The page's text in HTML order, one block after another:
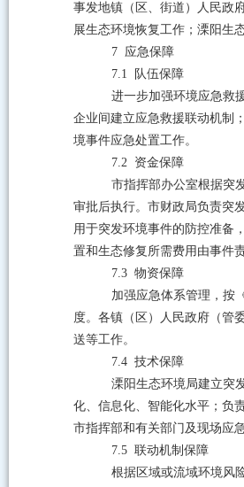
事发地镇（区、街道）人民政
展生态环境恢复工作；溧阳生
7 应急保障
7.1
队伍保障
进一步加强环境应急救
企业间建立应急救援联动机制
境事件应急处置工作。
7.2 资金保障
市指挥部办公室根据突
审批后执行。市财政局负责突
用于突发环境事件的防控准备
置和生态修复所需费用由事件
7.3 物资保障
加强应急体系管理，按
度。各镇（区）人民政府（管
送等工作。
7.4 技术保障
溧阳生态环境局建立突
化、信息化、智能化水平 ；负
市指挥部和有关部门及现场应
7.5 联动机制保障
根据区域或流域环境风